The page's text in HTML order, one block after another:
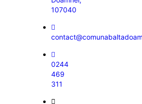
107040
0244
469
311